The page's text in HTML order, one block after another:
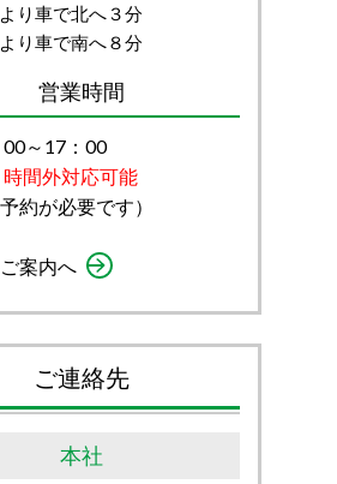
り車で北へ３分
り車で南へ８分
営業時間
～17：00
間外対応可能
約が必要です）
案内へ
ご連絡先
本社